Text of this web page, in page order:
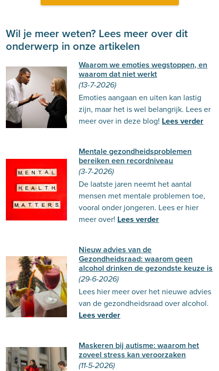
Wil je meer weten? Lees meer over dit
onderwerp in onze artikelen
Waarom we emoties wegstoppen, en
waarom dat niet werkt
(13-7-2026)
Emoties aangaan en uiten kan lastig
zijn, maar het is wel belangrijk. Lees er
meer over in deze blog! Lees verder
Mentale gezondheidsproblemen
bereiken een recordniveau
(3-7-2026)
De laatste jaren neemt het aantal
mensen met mentale problemen toe,
vooral onder jongeren. Lees er hier
meer over! Lees verder
Nieuw advies van de
Gezondheidsraad: waarom geen
alcohol drinken de gezondste keuze is
(29-6-2026)
Lees hier meer over het nieuwe advies
van de gezondheidsraad over alcohol.
Lees verder
Maskeren bij autisme: waarom het
zoveel stress kan veroorzaken
(11-5-2026)